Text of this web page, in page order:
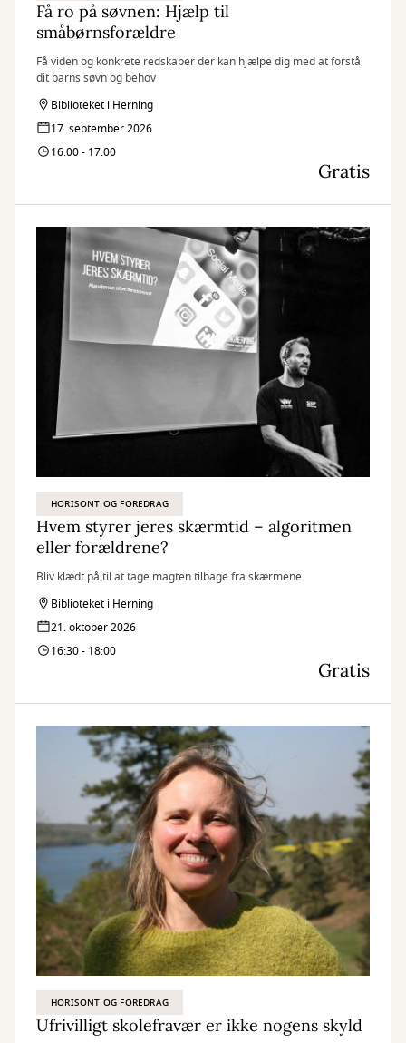
Få ro på søvnen: Hjælp til
småbørnsforældre
Få viden og konkrete redskaber der kan hjælpe dig med at forstå
dit barns søvn og behov
Biblioteket i Herning
17. september 2026
16:00 - 17:00
Gratis
HORISONT OG FOREDRAG
Hvem styrer jeres skærmtid – algoritmen
eller forældrene?
Bliv klædt på til at tage magten tilbage fra skærmene
Biblioteket i Herning
21. oktober 2026
16:30 - 18:00
Gratis
HORISONT OG FOREDRAG
Ufrivilligt skolefravær er ikke nogens skyld